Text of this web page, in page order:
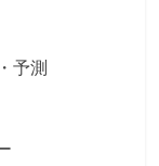
予測